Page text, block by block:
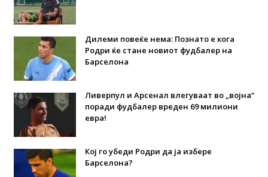
Дилеми повеќе нема: Познато е кога
Родри ќе стане новиот фудбалер на
Барселона
Ливерпул и Арсенал влегуваат во „војна“
поради фудбалер вреден 69 милиони
евра!
Кој го убеди Родри да ја избере
Барселона?